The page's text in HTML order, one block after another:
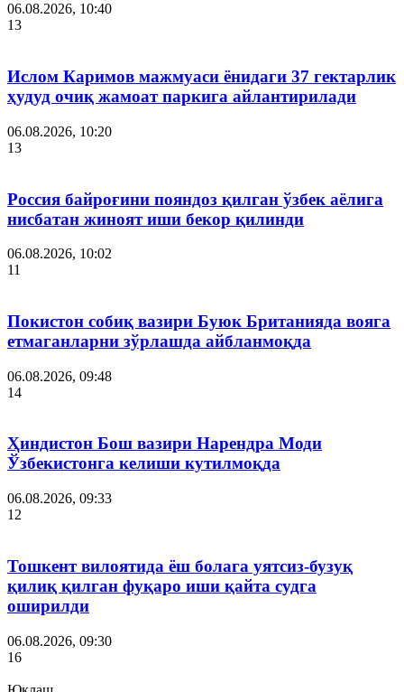
06.08.2026, 10:40
13
Ислом Каримов мажмуаси ёнидаги 37 гектарлик
ҳудуд очиқ жамоат паркига айлантирилади
06.08.2026, 10:20
13
Россия байроғини пояндоз қилган ўзбек аёлига
нисбатан жиноят иши бекор қилинди
06.08.2026, 10:02
11
Покистон собиқ вазири Буюк Британияда вояга
етмаганларни зўрлашда айбланмоқда
06.08.2026, 09:48
14
Ҳиндистон Бош вазири Нарендра Моди
Ўзбекистонга келиши кутилмоқда
06.08.2026, 09:33
12
Тошкент вилоятида ёш болага уятсиз-бузуқ
қилиқ қилган фуқаро иши қайта судга
оширилди
06.08.2026, 09:30
16